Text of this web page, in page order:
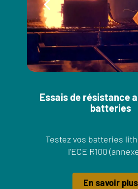
Essais de résistance
batteries
Testez vos batteries
l’ECE R100
En savoir plus